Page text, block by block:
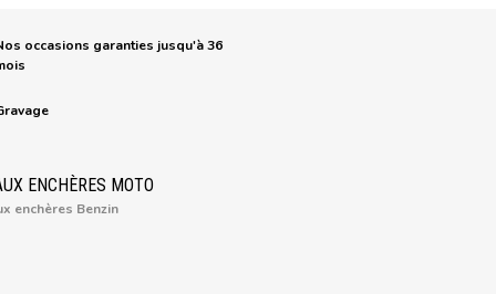
occasions garanties jusqu'à 36
ENCHÈRES MOTO
enchères Benzin